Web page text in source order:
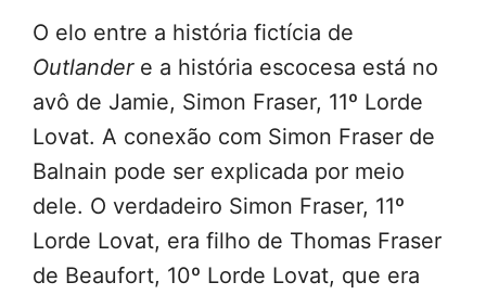
O elo entre a história fictícia de
Outlander e a história escocesa está no
avô de Jamie, Simon Fraser, 11º Lorde
Lovat. A conexão com Simon Fraser de
Balnain pode ser explicada por meio
dele. O verdadeiro Simon Fraser, 11º
Lorde Lovat, era filho de Thomas Fraser
de Beaufort, 10º Lorde Lovat, que era